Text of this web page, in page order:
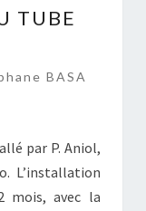
TUBE
BASA
par P. Aniol,
L’installation
mois, avec la